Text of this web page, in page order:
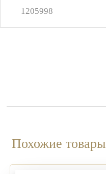
1205998
Похожие товары